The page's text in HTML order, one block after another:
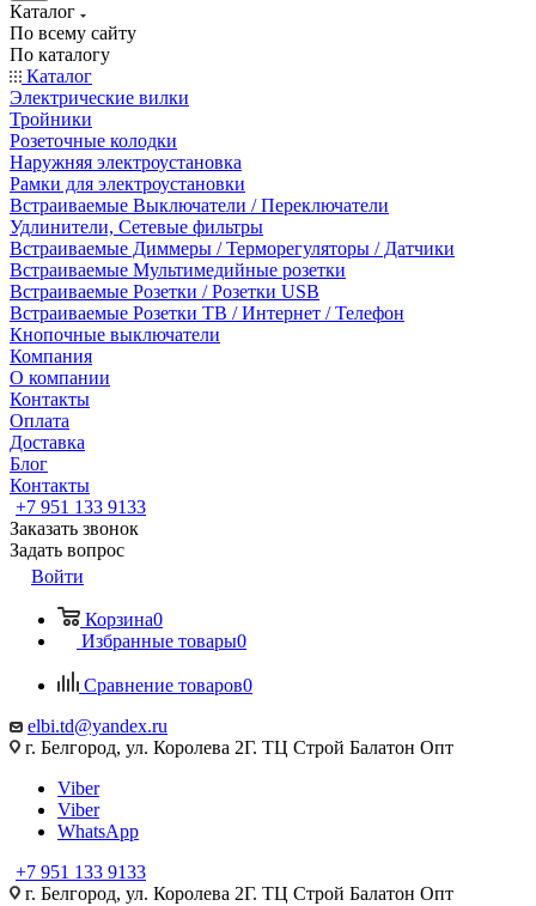
Каталог
По всему сайту
По каталогу
Каталог
Электрические вилки
Тройники
Розеточные колодки
Наружняя электроустановка
Рамки для электроустановки
Встраиваемые Выключатели / Переключатели
Удлинители, Сетевые фильтры
Встраиваемые Диммеры / Терморегуляторы / Датчики
Встраиваемые Мультимедийные розетки
Встраиваемые Розетки / Розетки USB
Встраиваемые Розетки ТВ / Интернет / Телефон
Кнопочные выключатели
Компания
О компании
Контакты
Оплата
Доставка
Блог
Контакты
+7 951 133 9133
Заказать звонок
Задать вопрос
Войти
Корзина0
Избранные товары0
Сравнение товаров0
elbi.td@yandex.ru
г. Белгород, ул. Королева 2Г. ТЦ Строй Балатон Опт
Viber
Viber
WhatsApp
+7 951 133 9133
г. Белгород, ул. Королева 2Г. ТЦ Строй Балатон Опт